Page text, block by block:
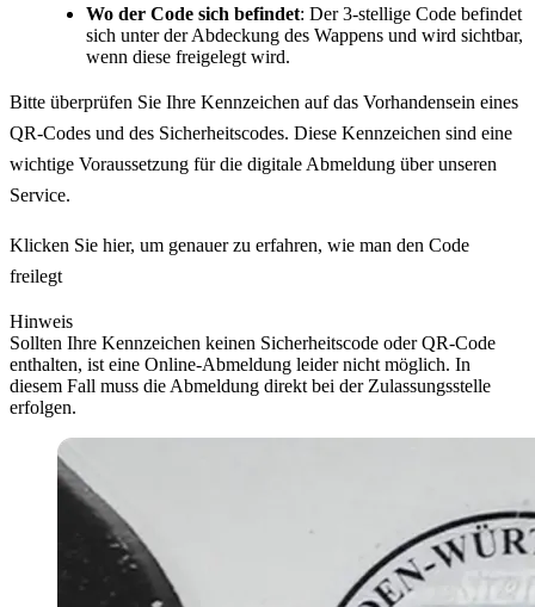
Wo der Code sich befindet: Der 3-stellige Code befindet
sich unter der Abdeckung des Wappens und wird sichtbar,
wenn diese freigelegt wird.
Bitte überprüfen Sie Ihre Kennzeichen auf das Vorhandensein eines
QR-Codes und des Sicherheitscodes. Diese Kennzeichen sind eine
wichtige Voraussetzung für die digitale Abmeldung über unseren
Service.
Klicken Sie hier, um genauer zu erfahren, wie man den Code
freilegt
Hinweis
Sollten Ihre Kennzeichen keinen Sicherheitscode oder QR-Code
enthalten, ist eine Online-Abmeldung leider nicht möglich. In
diesem Fall muss die Abmeldung direkt bei der Zulassungsstelle
erfolgen.